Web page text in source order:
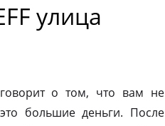
улица
о том, что вам не
большие деньги. После